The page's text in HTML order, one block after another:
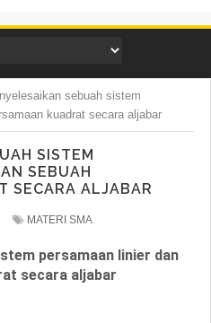
sebuah sistem
kuadrat secara aljabar
SISTEM
SEBUAH
SECARA ALJABAR
MATERI SMA
persamaan linier dan
secara aljabar